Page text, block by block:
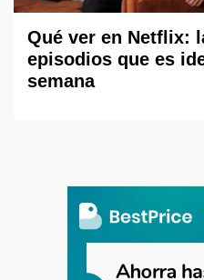
Qué ver en Netflix:
episodios que es
semana